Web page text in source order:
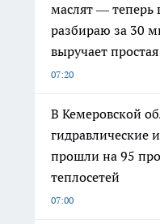
маслят — теперь
разбираю за 30
выручает
07:20
В Кемеровской
гидравлические
прошли на 95
теплосетей
07:00